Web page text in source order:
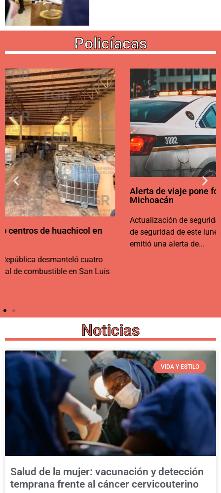
Policíacas
Alerta de viaje pone foco en la seguridad de
Michoacán
Actualización de seguridad en Michoacán. La cobertura
de seguridad de este lunes reporta que Estados Unidos
Noticias
VIDA Y ESTILO
Salud de la mujer: vacunación y detección
temprana frente al cáncer cervicouterino